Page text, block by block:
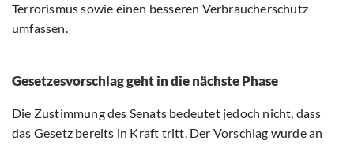
Terrorismus sowie einen besseren Verbraucherschutz
umfassen.
Gesetzesvorschlag geht in die nächste Phase
Die Zustimmung des Senats bedeutet jedoch nicht, dass
das Gesetz bereits in Kraft tritt. Der Vorschlag wurde an